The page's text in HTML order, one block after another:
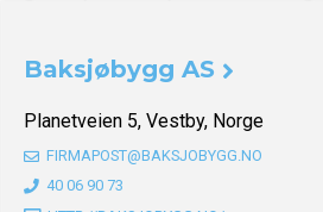
Baksjøbygg AS
Planetveien 5, Vestby, Norge
FIRMAPOST@BAKSJOBYGG.NO
40 06 90 73